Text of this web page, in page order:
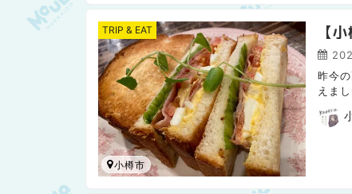
【
昨今
えま
のパ
TRIP & EAT
小樽市